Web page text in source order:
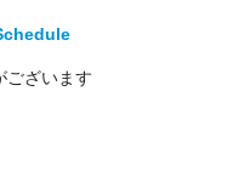
ございます